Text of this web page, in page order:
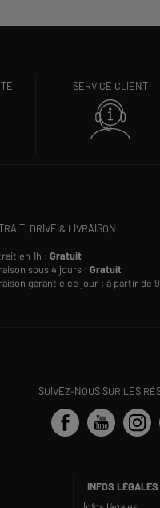
SERVICE CLIENT
DRIVE & LIVRAISON
en 1h :Gratuit
sous 4 jours :Gratuit
garantie ce jour : à partir de 9
SUIVEZ-NOUS SUR LES
INFOS LÉGALES